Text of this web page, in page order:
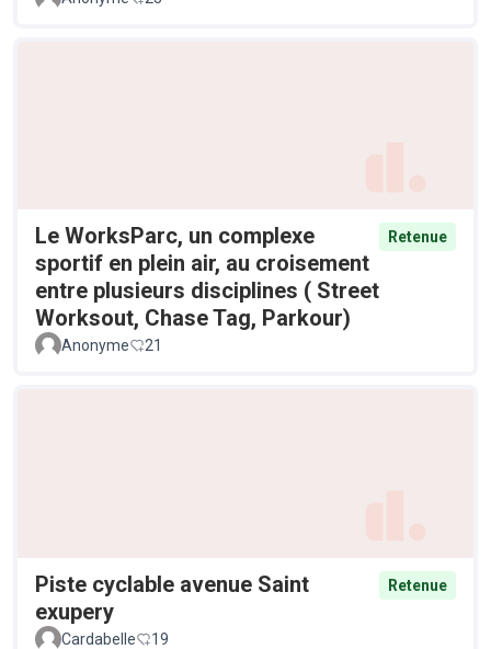
Le WorksParc, un complexe
sportif en plein air, au croisement
entre plusieurs disciplines ( Street
Worksout, Chase Tag, Parkour)
Retenue
Anonyme 21
Piste cyclable avenue Saint
exupery
Retenue
Cardabelle 19